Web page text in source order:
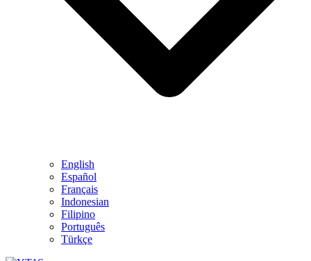
English
Español
Français
Indonesian
Filipino
Português
Türkçe